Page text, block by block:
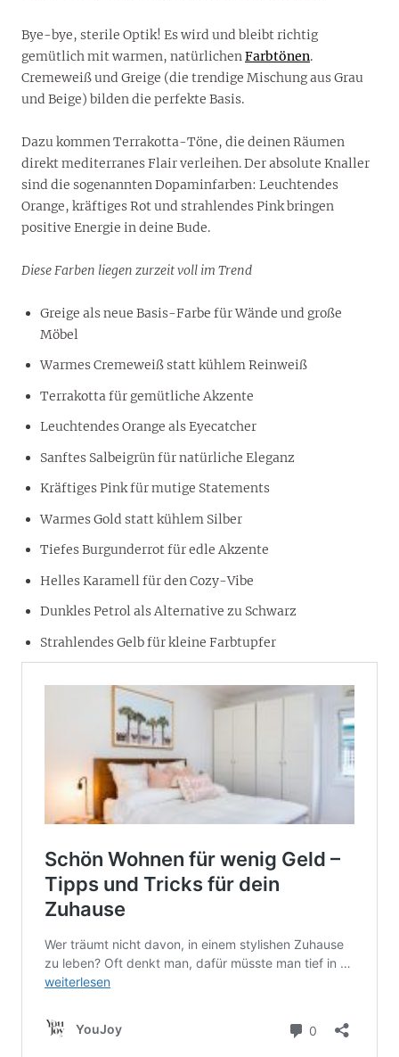
Bye-bye, sterile Optik! Es wird und bleibt richtig
gemütlich mit warmen, natürlichenFarbtönen.
Cremeweiß und Greige (die trendige Mischung aus Grau
und Beige) bilden die perfekte Basis.
Dazu kommen Terrakotta-Töne, die deinen Räumen
direkt mediterranes Flair verleihen. Der absolute Knaller
sind die sogenannten Dopaminfarben: Leuchtendes
Orange, kräftiges Rot und strahlendes Pink bringen
positive Energie in deine Bude.
Diese Farben liegen zurzeit voll im Trend
Greige als neue Basis-Farbe für Wände und große
Möbel
Warmes Cremeweiß statt kühlem Reinweiß
Terrakotta für gemütliche Akzente
Leuchtendes Orange als Eyecatcher
Sanftes Salbeigrün für natürliche Eleganz
Kräftiges Pink für mutige Statements
Warmes Gold statt kühlem Silber
Tiefes Burgunderrot für edle Akzente
Helles Karamell für den Cozy-Vibe
Dunkles Petrol als Alternative zu Schwarz
Strahlendes Gelb für kleine Farbtupfer